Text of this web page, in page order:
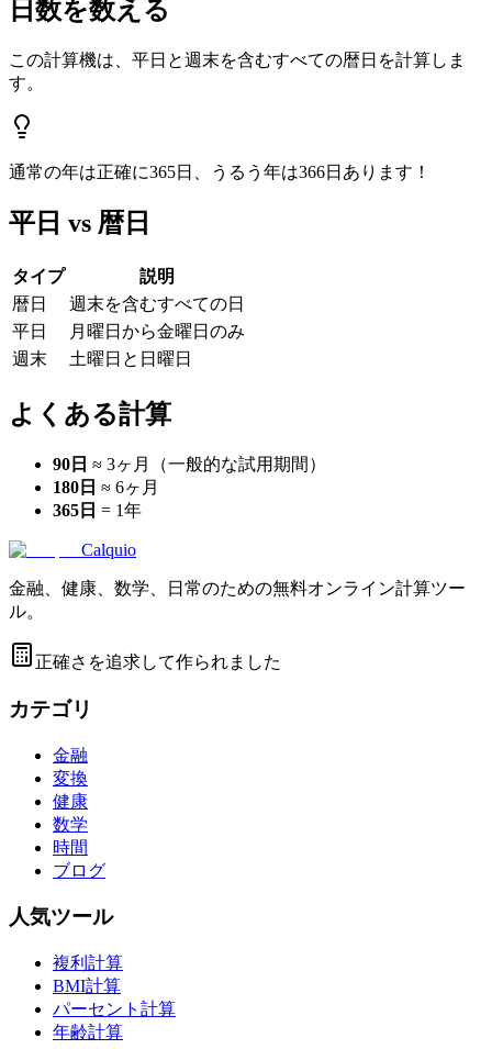
日数を数える
この計算機は、平日と週末を含むすべての暦日を計算しま
す。
通常の年は正確に365日、うるう年は366日あります！
平日 vs 暦日
タイプ
説明
暦日
週末を含むすべての日
平日
月曜日から金曜日のみ
週末
土曜日と日曜日
よくある計算
90日 ≈ 3ヶ月（一般的な試用期間）
180日 ≈ 6ヶ月
365日 = 1年
Calquio
金融、健康、数学、日常のための無料オンライン計算ツー
ル。
正確さを追求して作られました
カテゴリ
金融
変換
健康
数学
時間
ブログ
人気ツール
複利計算
BMI計算
パーセント計算
年齢計算